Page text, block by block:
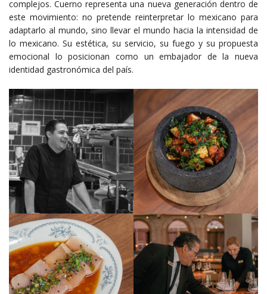
complejos. Cuerno representa una nueva generación dentro de
este movimiento: no pretende reinterpretar lo mexicano para
adaptarlo al mundo, sino llevar el mundo hacia la intensidad de
lo mexicano. Su estética, su servicio, su fuego y su propuesta
emocional lo posicionan como un embajador de la nueva
identidad gastronómica del país.